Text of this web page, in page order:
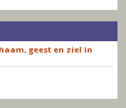
geest en ziel in